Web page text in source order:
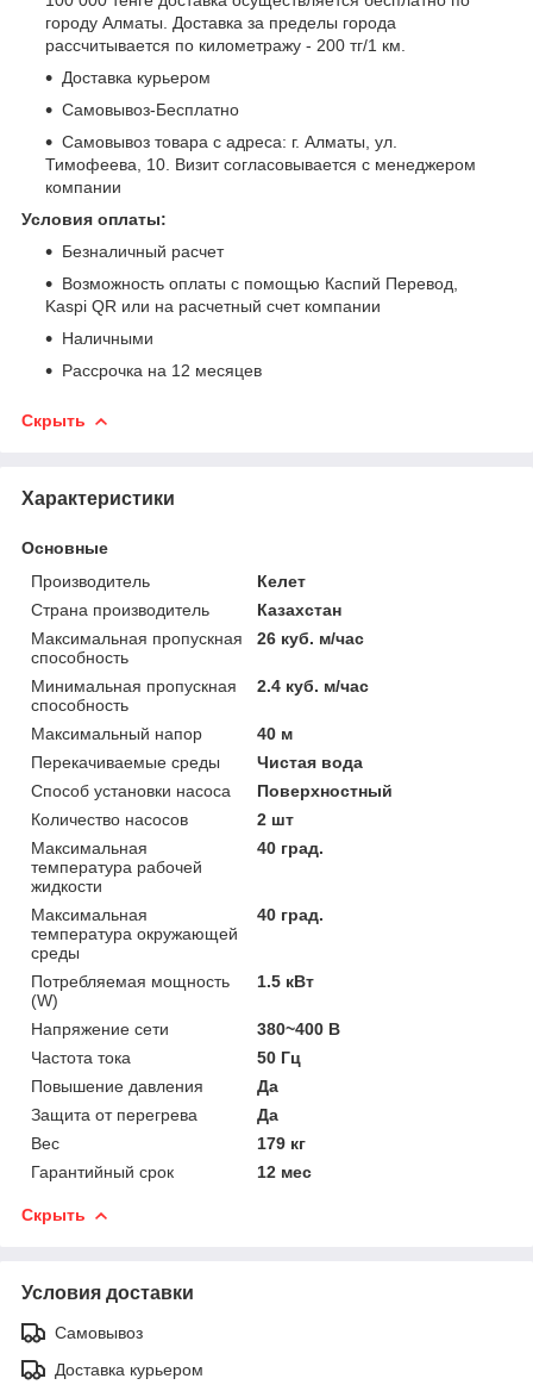
городу Алматы. Доставка за пределы города
рассчитывается по километражу - 200 тг/1 км.
Доставка курьером
Самовывоз-Бесплатно
Самовывоз товара с адреса: г. Алматы, ул.
Тимофеева, 10. Визит согласовывается с менеджером
компании
Условия оплаты:
Безналичный расчет
Возможность оплаты с помощью Каспий Перевод,
Kaspi QR или на расчетный счет компании
Наличными
Рассрочка на 12 месяцев
Скрыть
Характеристики
Основные
Производитель
Келет
Страна производитель
Казахстан
Максимальная пропускная
способность
26 куб. м/час
Минимальная пропускная
способность
2.4 куб. м/час
Максимальный напор
40 м
Перекачиваемые среды
Чистая вода
Способ установки насоса
Поверхностный
Количество насосов
2 шт
Максимальная
температура рабочей
жидкости
40 град.
Максимальная
температура окружающей
среды
40 град.
Потребляемая мощность
(W)
1.5 кВт
Напряжение сети
380~400 В
Частота тока
50 Гц
Повышение давления
Да
Защита от перегрева
Да
Вес
179 кг
Гарантийный срок
12 мес
Скрыть
Условия доставки
Самовывоз
Доставка курьером